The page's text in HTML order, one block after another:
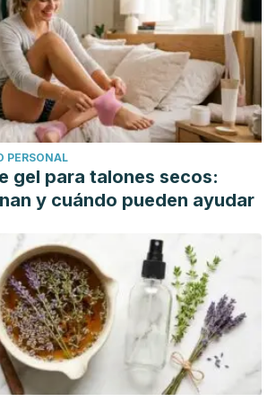
PERSONAL
gel para talones secos:
y cuándo pueden ayudar